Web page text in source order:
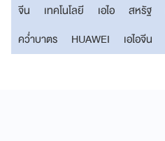
จีน เทคโนโลยี เอไอ สหรัฐ
คว่ำบาตร
HUAWEI เอไอจีน